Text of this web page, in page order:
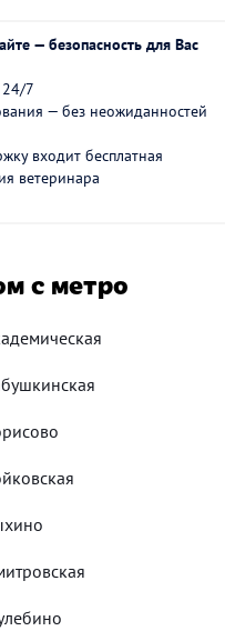
— безопасность для Вас
24/7
— без неожиданностей
входит бесплатная
ветеринара
с метро